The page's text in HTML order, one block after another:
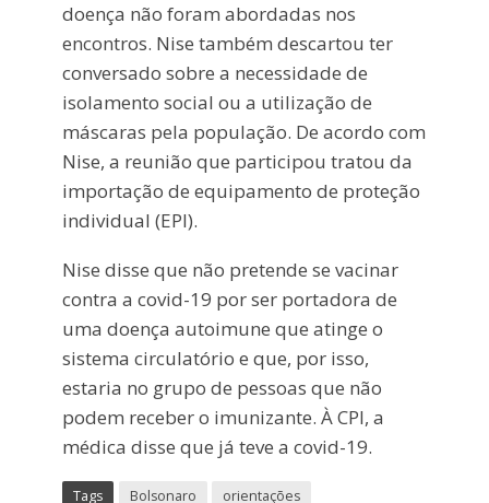
doença não foram abordadas nos
encontros. Nise também descartou ter
conversado sobre a necessidade de
isolamento social ou a utilização de
máscaras pela população. De acordo com
Nise, a reunião que participou tratou da
importação de equipamento de proteção
individual (EPI).
Nise disse que não pretende se vacinar
contra a covid-19 por ser portadora de
uma doença autoimune que atinge o
sistema circulatório e que, por isso,
estaria no grupo de pessoas que não
podem receber o imunizante. À CPI, a
médica disse que já teve a covid-19.
Tags Bolsonaro
orientações